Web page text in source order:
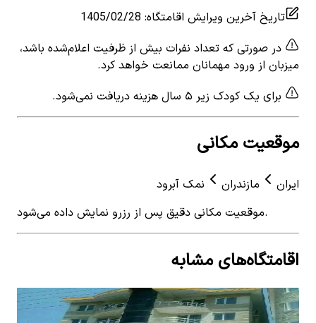
تاریخ آخرین ویرایش اقامتگاه:
1405/02/28
در صورتی که تعداد نفرات بیش از ظرفیت اعلام‌شده باشد،
میزبان از ورود مهمانان ممانعت خواهد کرد.
برای یک کودک زیر ۵ سال هزینه دریافت نمی‌شود.
موقعیت مکانی
ایران مازندران
نمک آبرود
موقعیت مکانی دقیق پس از رزرو نمایش داده می‌شود.
اقامتگاه‌های مشابه
View details for اجاره سوئیت مبله در شهرک نمک آبرود -
واحد2